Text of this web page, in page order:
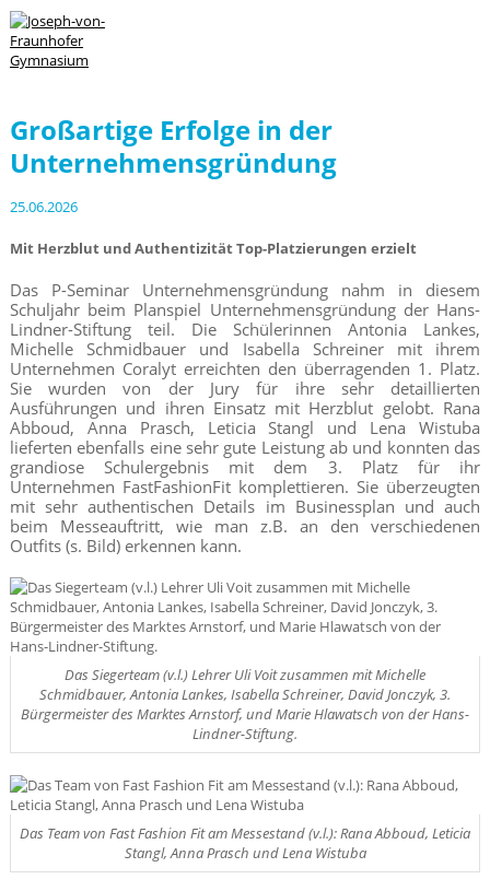
Großartige Erfolge in der
Unternehmensgründung
25.06.2026
Mit Herzblut und Authentizität Top-Platzierungen erzielt
Das P-Seminar Unternehmensgründung nahm in diesem
Schuljahr beim Planspiel Unternehmensgründung der Hans-
Lindner-Stiftung teil. Die Schülerinnen Antonia Lankes,
Michelle Schmidbauer und Isabella Schreiner mit ihrem
Unternehmen Coralyt erreichten den überragenden 1. Platz.
Sie wurden von der Jury für ihre sehr detaillierten
Ausführungen und ihren Einsatz mit Herzblut gelobt. Rana
Abboud, Anna Prasch, Leticia Stangl und Lena Wistuba
lieferten ebenfalls eine sehr gute Leistung ab und konnten das
grandiose Schulergebnis mit dem 3. Platz für ihr
Unternehmen FastFashionFit komplettieren. Sie überzeugten
mit sehr authentischen Details im Businessplan und auch
beim Messeauftritt, wie man z.B. an den verschiedenen
Outfits (s. Bild)erkennen kann.
Das Siegerteam (v.l.) Lehrer Uli Voit zusammen mit Michelle
Schmidbauer, Antonia Lankes, Isabella Schreiner, David Jonczyk, 3.
Bürgermeister des Marktes Arnstorf, und Marie Hlawatsch von der Hans-
Lindner-Stiftung.
Das Team von Fast Fashion Fit am Messestand (v.l.): Rana Abboud, Leticia
Stangl, Anna Prasch und Lena Wistuba